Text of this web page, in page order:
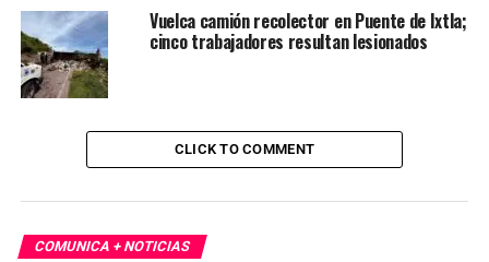
Vuelca camión recolector en Puente de Ixtla;
cinco trabajadores resultan lesionados
CLICK TO COMMENT
COMUNICA + NOTICIAS